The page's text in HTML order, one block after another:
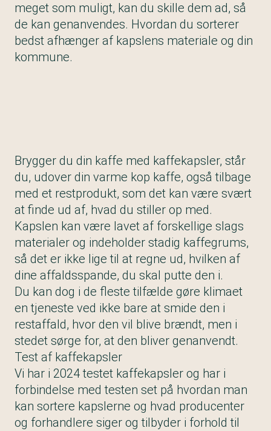
meget som muligt, kan du skille dem ad, så
de kan genanvendes. Hvordan du sorterer
bedst afhænger af kapslens materiale og din
kommune.
Brygger du din kaffe med kaffekapsler, står
du, udover din varme kop kaffe, også tilbage
med et restprodukt, som det kan være svært
at finde ud af, hvad du stiller op med.
Kapslen kan være lavet af forskellige slags
materialer og indeholder stadig kaffegrums,
så det er ikke lige til at regne ud, hvilken af
dine affaldsspande, du skal putte den i.
Du kan dog i de fleste tilfælde gøre klimaet
en tjeneste ved ikke bare at smide den i
restaffald, hvor den vil blive brændt, men i
stedet sørge for, at den bliver genanvendt.
Test af kaffekapsler
Vi har i 2024 testet kaffekapsler og har i
forbindelse med testen set på hvordan man
kan sortere kapslerne og hvad producenter
og forhandlere siger og tilbyder i forhold til